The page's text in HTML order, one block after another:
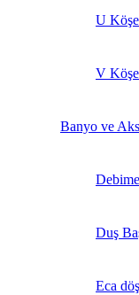
U
V
Banyo ve
Duş
Eca